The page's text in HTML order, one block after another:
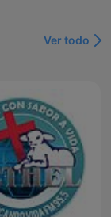
Ver todo